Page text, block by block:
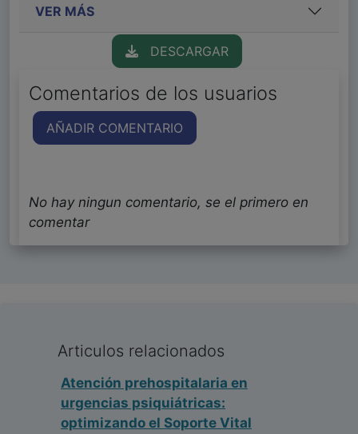
VER MÁS
DESCARGAR
Comentarios de los usuarios
AÑADIR COMENTARIO
No hay ningun comentario, se el primero en
comentar
Articulos relacionados
Atención prehospitalaria en
urgencias psiquiátricas:
optimizando el Soporte Vital